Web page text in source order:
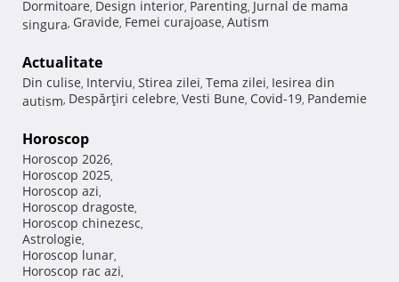
Dormitoare, Design interior, Parenting, Jurnal de mama
singura, Gravide, Femei curajoase, Autism
Actualitate
Din culise, Interviu, Stirea zilei, Tema zilei, Iesirea din
autism, Despărţiri celebre, Vesti Bune, Covid-19, Pandemie
Horoscop
Horoscop 2026,
Horoscop 2025,
Horoscop azi,
Horoscop dragoste,
Horoscop chinezesc,
Astrologie,
Horoscop lunar,
Horoscop rac azi,